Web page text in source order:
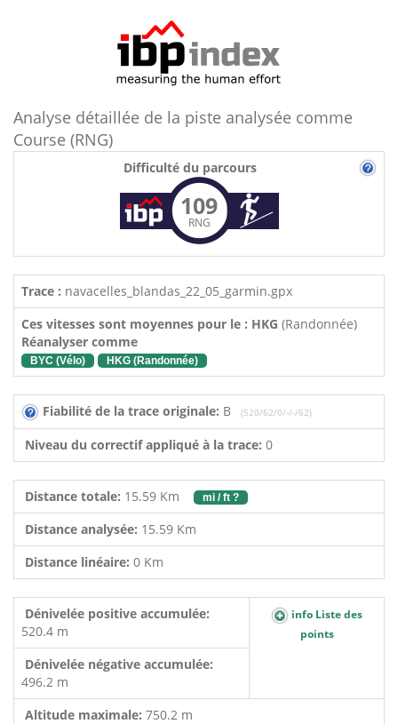
Analyse détaillée de la piste analysée comme
Course (RNG)
Difficulté du parcours
109
RNG
Trace : navacelles_blandas_22_05_garmin.gpx
Ces vitesses sont moyennes pour le : HKG (Randonnée)
Réanalyser comme
BYC (Vélo) HKG (Randonnée)
Fiabilité de la trace originale: B (520/62/0/-/-/62)
Niveau du correctif appliqué à la trace: 0
Distance totale: 15.59 Km mi / ft ?
Distance analysée: 15.59 Km
Distance linéaire: 0 Km
Dénivelée positive accumulée:
520.4 m
info Liste des
points
Dénivelée négative accumulée:
496.2 m
Altitude maximale: 750.2 m